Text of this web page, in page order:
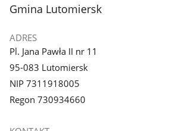
galerii.
stopka
Gmina Lutomiersk
ADRES
Pl. Jana Pawła II nr 11
95-083 Lutomiersk
NIP 7311918005
Regon 730934660